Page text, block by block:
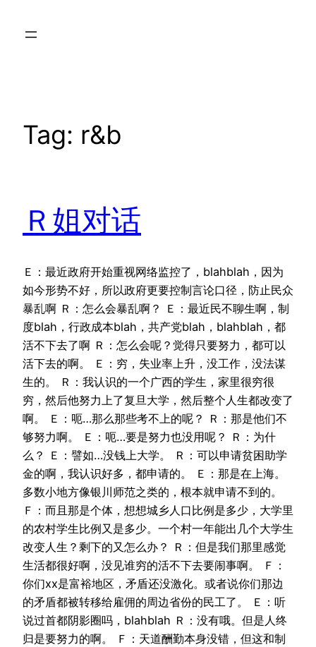
Tag: r&b
Ｒ姐对话
Ｅ：最近政府开始重视网络监控了，blahblah，因为
如今形势不好，所以政府更要控制言论口径，防止民众
暴乱啊 Ｒ：怎么会暴乱啊？ Ｅ：最近民不聊生啊，制
度blah，行政成本blah，共产党blah，blahblah，都
活不下去了啊 Ｒ：怎么会呢？觉得只要努力，都可以
活下去的啊。 Ｅ：穷，失业率上升，没工作，没法谋
生的。 Ｒ：我认识的一个广西的学生，家里很穷很
穷，然后他努力上了复旦大学，然后整个人生都改变了
啊。 Ｅ：呃…那么那些考不上的呢？ Ｒ：那是他们不
够努力啊。 Ｅ：呃…要是努力也没用呢？ Ｒ：为什
么？ Ｅ：譬如…没钱上大学。 Ｒ：可以申请贫困助学
金的啊，我认识好多，都申请的。 Ｅ：那是在上海。
多数小地方像银川师范之类的，根本就申请不到的。
Ｆ：而且那是个体，想想城乡人口比例是多少，大学里
的农村学生比例又是多少。一个村一年能出几个大学生
改变人生？剩下的又怎么办？ Ｒ：但是我们那里感觉
生活都很好啊，没见谁穷的活不下去要闹事啊。 Ｆ：
你们xx是富裕地区，矛盾还没激化。或者说你们那边
的矛盾都被转移给雇佣的周边省份的民工了。 Ｅ：听
说过首都阴影圈吗，blahblah Ｒ：没有哦。但是人终
归是要努力的啊。 Ｆ：天道酬勤本身没错，但这和制